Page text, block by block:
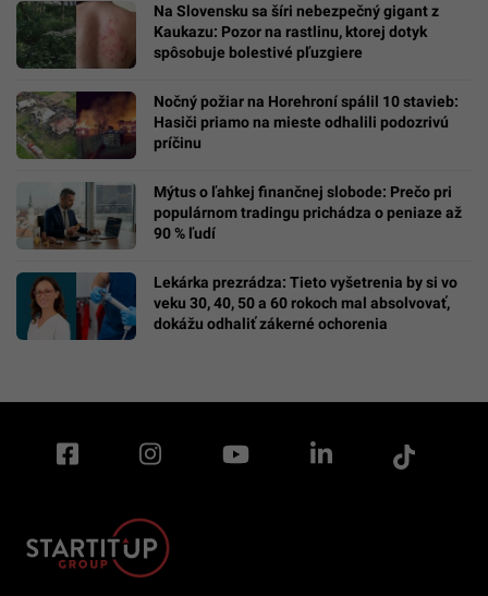
Na Slovensku sa šíri nebezpečný gigant z
Kaukazu: Pozor na rastlinu, ktorej dotyk
spôsobuje bolestivé pľuzgiere
Nočný požiar na Horehroní spálil 10 stavieb:
Hasiči priamo na mieste odhalili podozrivú
príčinu
Mýtus o ľahkej finančnej slobode: Prečo pri
populárnom tradingu prichádza o peniaze až
90 % ľudí
Lekárka prezrádza: Tieto vyšetrenia by si vo
veku 30, 40, 50 a 60 rokoch mal absolvovať,
dokážu odhaliť zákerné ochorenia